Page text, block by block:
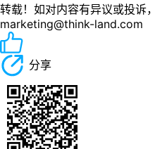
转载！如对内容有异议或投诉
marketing@think-land.com
分享